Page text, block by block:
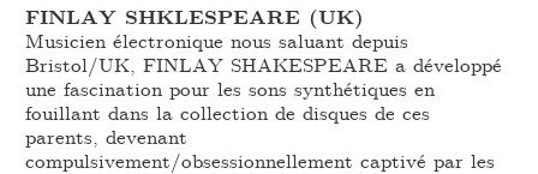
FINLAY SHKLESPEARE (UK)
Musicien électronique nous saluant depuis
Bristol/UK, FINLAY SHAKESPEARE a développé
une fascination pour les sons synthétiques en
fouillant dans la collection de disques de ces
parents, devenant
compulsivement/obsessionnellement captivé par les